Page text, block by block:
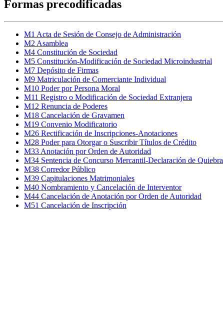
Formas precodificadas
M1 Acta de Sesión de Consejo de Administración
M2 Asamblea
M4 Constitución de Sociedad
M5 Constitución-Modificación de Sociedad Microindustrial
M7 Depósito de Firmas
M9 Matriculación de Comerciante Individual
M10 Poder por Persona Moral
M11 Registro o Modificación de Sociedad Extranjera
M12 Renuncia de Poderes
M18 Cancelación de Gravamen
M19 Convenio Modificatorio
M26 Rectificación de Inscripciones-Anotaciones
M28 Poder para Otorgar o Suscribir Títulos de Crédito
M33 Anotación por Orden de Autoridad
M34 Sentencia de Concurso Mercantil-Declaración de Quiebra
M38 Corredor Público
M39 Capitulaciones Matrimoniales
M40 Nombramiento y Cancelación de Interventor
M44 Cancelación de Anotación por Orden de Autoridad
M51 Cancelación de Inscripción